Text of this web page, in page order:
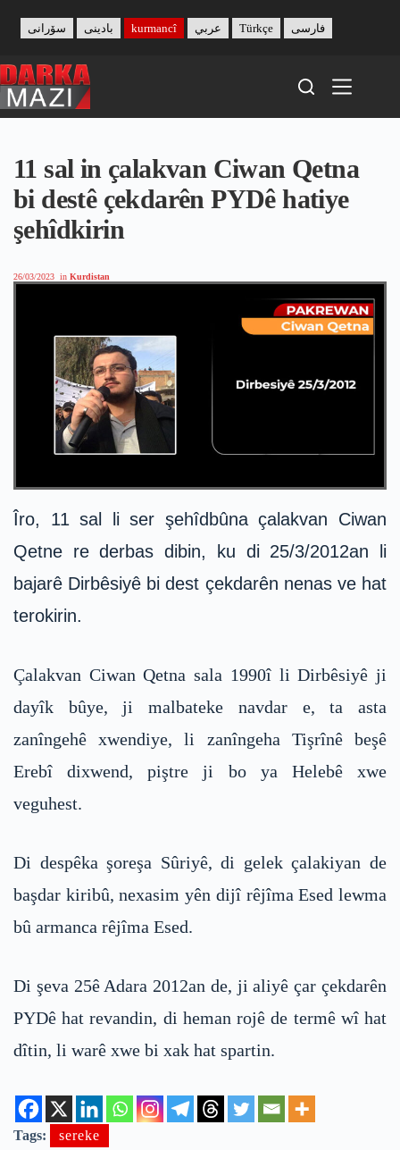
content
بادینی سۆرانی kurmancî عربي Türkçe فارسی
11 sal in çalakvan Ciwan Qetna
bi destê çekdarên PYDê hatiye
şehîdkirin
26/03/2023 in Kurdistan
Îro, 11 sal li ser şehîdbûna çalakvan Ciwan
Qetne re derbas dibin, ku di 25/3/2012an li
bajarê Dirbêsiyê bi dest çekdarên nenas ve hat
terokirin.
Çalakvan Ciwan Qetna sala 1990î li Dirbêsiyê ji
dayîk bûye, ji malbateke navdar e, ta asta
zanîngehê xwendiye, li zanîngeha Tişrînê beşê
Erebî dixwend, piştre ji bo ya Helebê xwe
veguhest.
Di despêka şoreşa Sûriyê, di gelek çalakiyan de
başdar kiribû, nexasim yên dijî rêjîma Esed lewma
bû armanca rêjîma Esed.
Di şeva 25ê Adara 2012an de, ji aliyê çar çekdarên
PYDê hat revandin, di heman rojê de termê wî hat
dîtin, li warê xwe bi xak hat spartin.
Tags: sereke